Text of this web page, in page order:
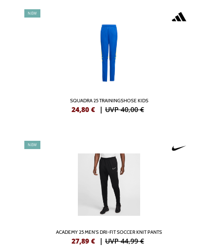
NEW
SQUADRA 25 TRAININGSHOSE KIDS
24,80 € | UVP 40,00 €
NEW
ACADEMY 25 MEN'S DRI-FIT SOCCER KNIT PANTS
27,89 € | UVP 44,99 €